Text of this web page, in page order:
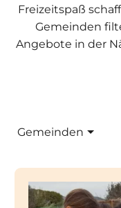
Freizeitspaß
Gemeinden
Angebote in der
Gemeinden